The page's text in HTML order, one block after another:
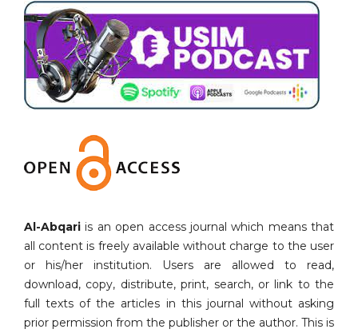
Al-Abqari is an open access journal which means that
all content is freely available without charge to the user
or his/her institution. Users are allowed to read,
download, copy, distribute, print, search, or link to the
full texts of the articles in this journal without asking
prior permission from the publisher or the author. This is